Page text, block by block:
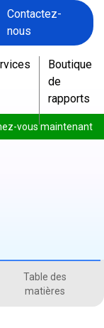
Contactez-
nous
Boutique
de
rapports
vous maintenant
Table des
matières